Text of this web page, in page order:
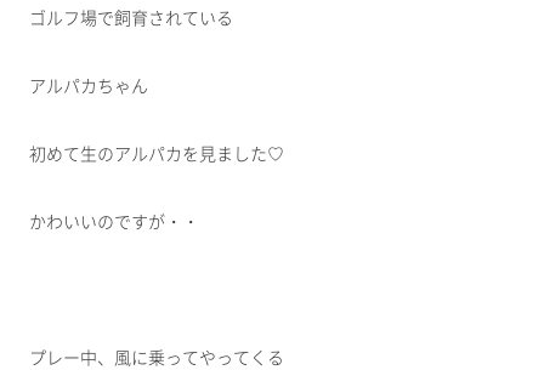
ゴルフ場で飼育されている
アルパカちゃん
初めて生のアルパカを見ました♡
かわいいのですが・・
プレー中、風に乗ってやってくる